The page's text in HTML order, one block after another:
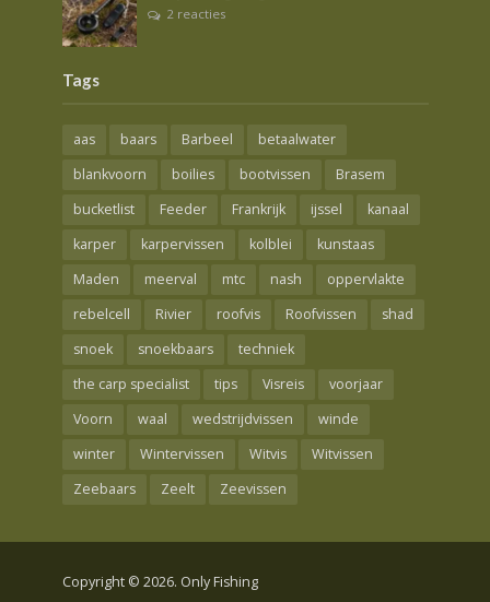
2 reacties
Tags
aas baars Barbeel
betaalwater
blankvoorn
boilies bootvissen
Brasem
bucketlist
Feeder Frankrijk ijssel
kanaal
karper
karpervissen kolblei
kunstaas
Maden
meerval mtc nash
oppervlakte
rebelcell
Rivier roofvis Roofvissen
shad
snoek
snoekbaars
techniek
the carp specialist
tips Visreis
voorjaar
Voorn
waal wedstrijdvissen
winde
winter
Wintervissen Witvis
Witvissen
Zeebaars
Zeelt Zeevissen
Copyright © 2026. Only Fishing